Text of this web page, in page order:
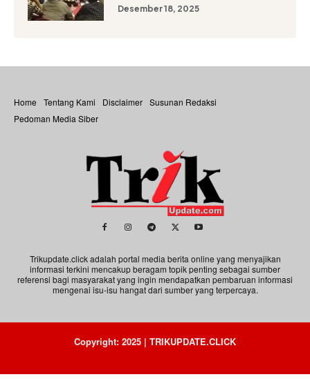
Desember 18, 2025
Home Tentang Kami Disclaimer Susunan Redaksi
Pedoman Media Siber
Trikupdate.click adalah portal media berita online yang menyajikan
informasi terkini mencakup beragam topik penting sebagai sumber
referensi bagi masyarakat yang ingin mendapatkan pembaruan informasi
mengenai isu-isu hangat dari sumber yang terpercaya.
Copyright: 2025 | TRIKUPDATE.CLICK